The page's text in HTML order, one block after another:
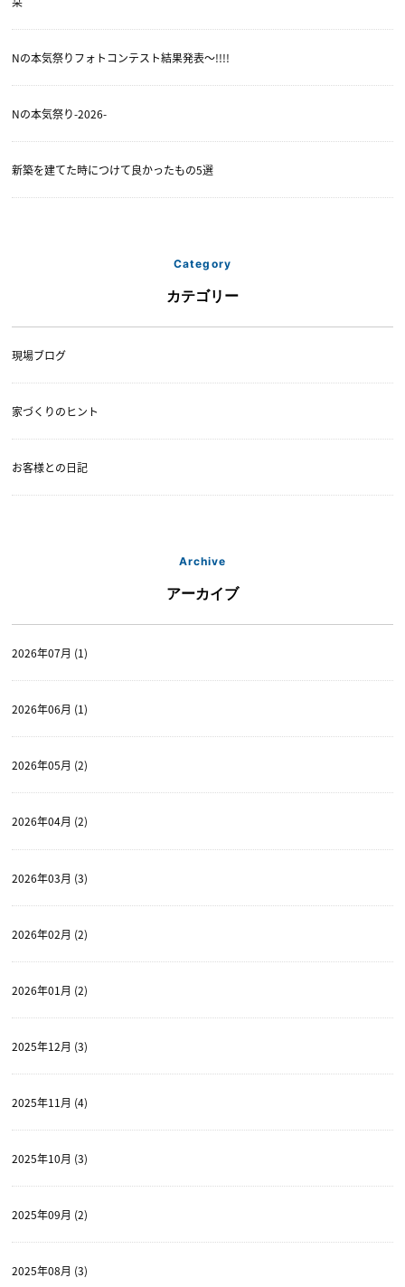
Nの本気祭りフォトコンテスト結果発表〜!!!!
Nの本気祭り-2026-
新築を建てた時につけて良かったもの5選
Category
カテゴリー
現場ブログ
家づくりのヒント
お客様との日記
Archive
アーカイブ
2026年07月 (1)
2026年06月 (1)
2026年05月 (2)
2026年04月 (2)
2026年03月 (3)
2026年02月 (2)
2026年01月 (2)
2025年12月 (3)
2025年11月 (4)
2025年10月 (3)
2025年09月 (2)
2025年08月 (3)